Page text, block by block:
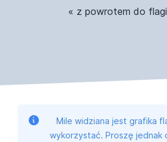
« z powrotem do
Mile widziana jest grafika
wykorzystać. Proszę jednak